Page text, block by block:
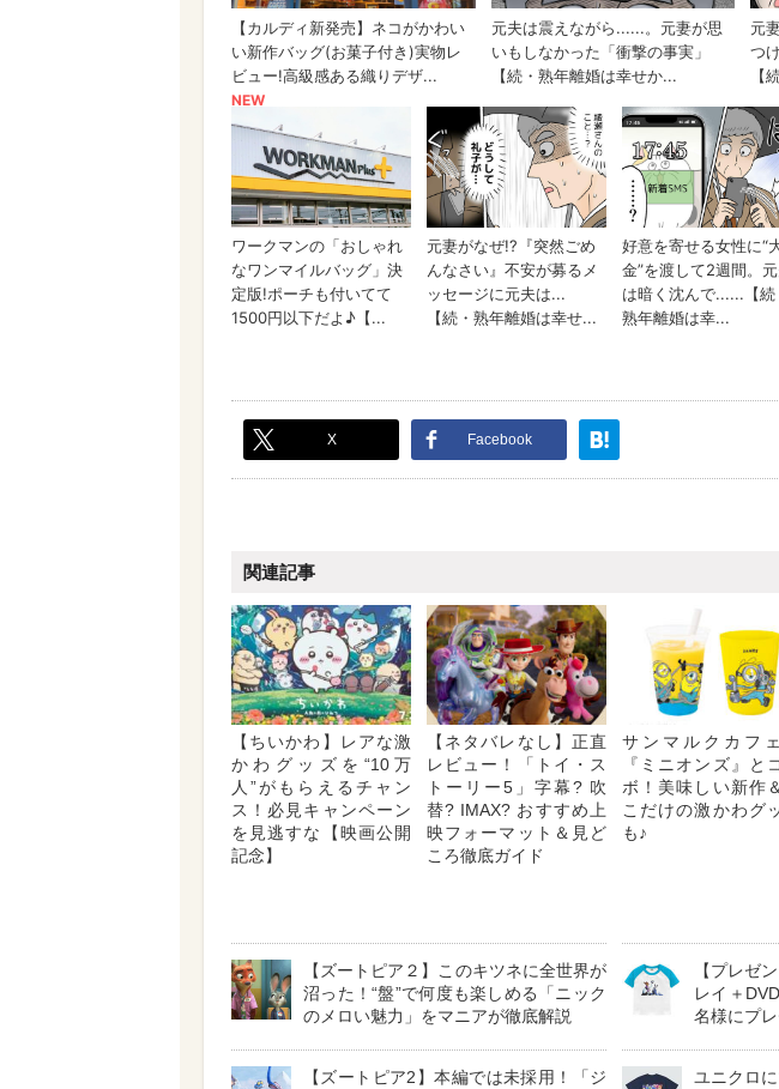
X Facebook
関連記事
【ちいかわ】レアな激
かわグッズを“10万
人”がもらえるチャン
ス！必見キャンペーン
を見逃すな【映画公開
記念】
【ネタバレなし】正直
レビュー！「トイ・ス
トーリー5」字幕? 吹
替? IMAX? おすすめ上
映フォーマット＆見ど
ころ徹底ガイド
サンマルクカフ
『ミニオンズ』と
ボ！美味しい新作
こだけの激かわグ
も♪
【ズートピア２】このキツネに全世界が
沼った！“盤”で何度も楽しめる「ニック
のメロい魅力」をマニアが徹底解説
【プレゼ
レイ＋
名様にプレ
【ズートピア2】本編では未採用！「ジ
ユニクロ